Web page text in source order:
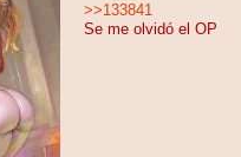
>>133841
Se me olvidó el OP